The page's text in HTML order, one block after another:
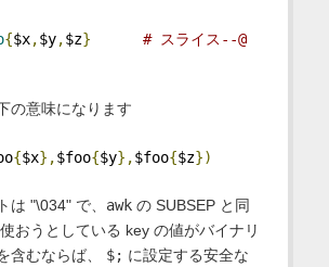
{$x,$y,$z}
# スライス--@
の意味になります
{$x},$foo{$y},$foo{$z})
は "\034" で、 awkの SUBSEP と同
おうとしている key の値がバイナリ
含むならば、 $; に設定する安全な